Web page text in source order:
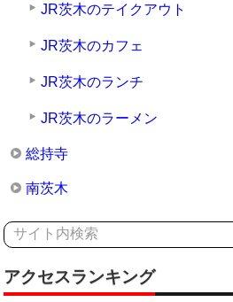
JR茨木のテイクアウト
JR茨木のカフェ
JR茨木のランチ
JR茨木のラーメン
総持寺
南茨木
アクセスランキング